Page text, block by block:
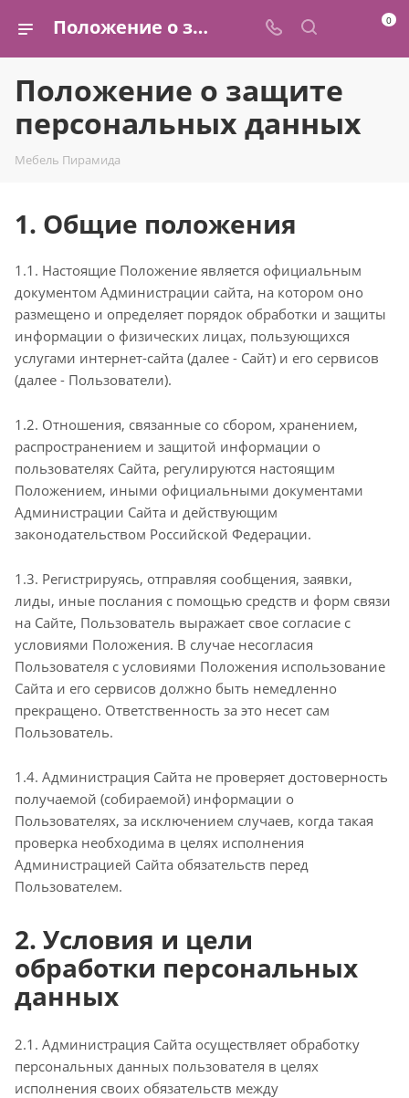
Положение о защите персональных данных | Мебельная фабрика «Пирамида» 0
Положение о защите
персональных данных
Мебель Пирамида
1. Общие положения
1.1. Настоящие Положение является официальным
документом Администрации сайта, на котором оно
размещено и определяет порядок обработки и защиты
информации о физических лицах, пользующихся
услугами интернет-сайта (далее - Сайт) и его сервисов
(далее - Пользователи).
1.2. Отношения, связанные со сбором, хранением,
распространением и защитой информации о
пользователях Сайта, регулируются настоящим
Положением, иными официальными документами
Администрации Сайта и действующим
законодательством Российской Федерации.
1.3. Регистрируясь, отправляя сообщения, заявки,
лиды, иные послания с помощью средств и форм связи
на Сайте, Пользователь выражает свое согласие с
условиями Положения. В случае несогласия
Пользователя с условиями Положения использование
Сайта и его сервисов должно быть немедленно
прекращено. Ответственность за это несет сам
Пользователь.
1.4. Администрация Сайта не проверяет достоверность
получаемой (собираемой) информации о
Пользователях, за исключением случаев, когда такая
проверка необходима в целях исполнения
Администрацией Сайта обязательств перед
Пользователем.
2. Условия и цели
обработки персональных
данных
2.1. Администрация Сайта осуществляет обработку
персональных данных пользователя в целях
исполнения своих обязательств между